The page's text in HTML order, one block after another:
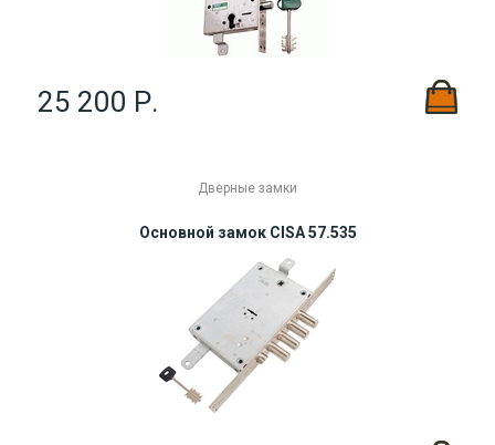
25 200 Р.
Дверные замки
Основной замок CISA 57.535